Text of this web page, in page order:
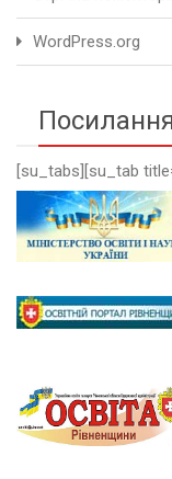
WordPress.org
[su_tabs][su_tab